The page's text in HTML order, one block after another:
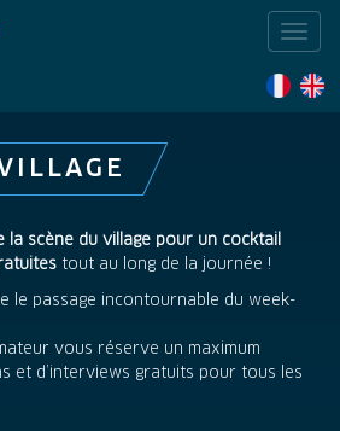
la scène du village pour un cocktail
tout au long de la journée !
le passage incontournable du week-
vous réserve un maximum
et d’interviews gratuits pour tous les